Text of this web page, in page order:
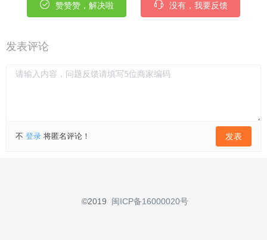
赞赞赞，解决啦 没有，我要反馈
发表评论
不 登录 将匿名评论！ 发表
©2019 闽ICP备16000020号